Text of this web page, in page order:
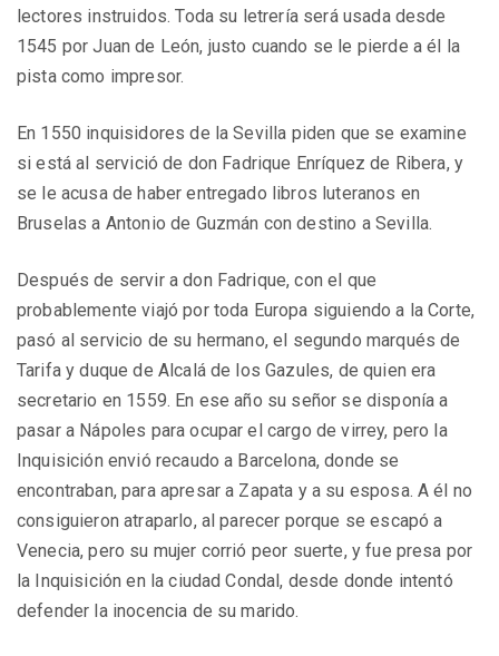
lectores instruidos. Toda su letrería será usada desde
1545 por Juan de León, justo cuando se le pierde a él la
pista como impresor.
En 1550 inquisidores de la Sevilla piden que se examine
si está al servició de don Fadrique Enríquez de Ribera, y
se le acusa de haber entregado libros luteranos en
Bruselas a Antonio de Guzmán con destino a Sevilla.
Después de servir a don Fadrique, con el que
probablemente viajó por toda Europa siguiendo a la Corte,
pasó al servicio de su hermano, el segundo marqués de
Tarifa y duque de Alcalá de los Gazules, de quien era
secretario en 1559. En ese año su señor se disponía a
pasar a Nápoles para ocupar el cargo de virrey, pero la
Inquisición envió recaudo a Barcelona, donde se
encontraban, para apresar a Zapata y a su esposa. A él no
consiguieron atraparlo, al parecer porque se escapó a
Venecia, pero su mujer corrió peor suerte, y fue presa por
la Inquisición en la ciudad Condal, desde donde intentó
defender la inocencia de su marido.